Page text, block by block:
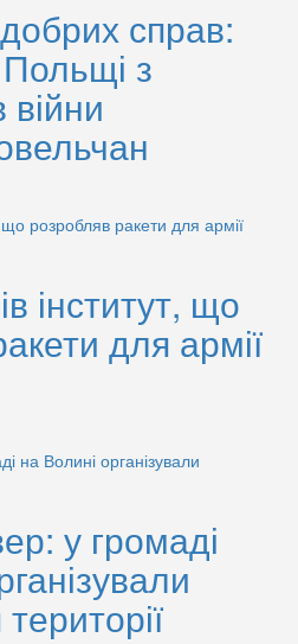
справ:
з
інститут, що
для армії
у громаді